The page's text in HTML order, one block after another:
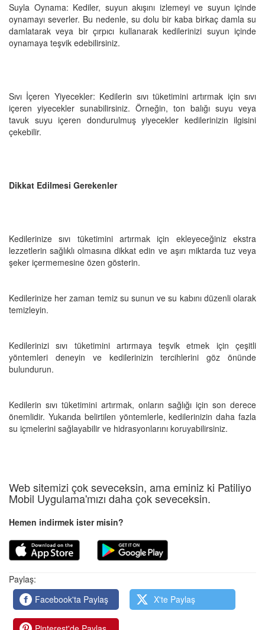
Suyla Oynama: Kediler, suyun akışını izlemeyi ve suyun içinde
oynamayı severler. Bu nedenle, su dolu bir kaba birkaç damla su
damlatarak veya bir çırpıcı kullanarak kedilerinizi suyun içinde
oynamaya teşvik edebilirsiniz.
Sıvı İçeren Yiyecekler: Kedilerin sıvı tüketimini artırmak için sıvı
içeren yiyecekler sunabilirsiniz. Örneğin, ton balığı suyu veya
tavuk suyu içeren dondurulmuş yiyecekler kedilerinizin ilgisini
çekebilir.
Dikkat Edilmesi Gerekenler
Kedilerinize sıvı tüketimini artırmak için ekleyeceğiniz ekstra
lezzetlerin sağlıklı olmasına dikkat edin ve aşırı miktarda tuz veya
şeker içermemesine özen gösterin.
Kedilerinize her zaman temiz su sunun ve su kabını düzenli olarak
temizleyin.
Kedilerinizi sıvı tüketimini artırmaya teşvik etmek için çeşitli
yöntemleri deneyin ve kedilerinizin tercihlerini göz önünde
bulundurun.
Kedilerin sıvı tüketimini artırmak, onların sağlığı için son derece
önemlidir. Yukarıda belirtilen yöntemlerle, kedilerinizin daha fazla
su içmelerini sağlayabilir ve hidrasyonlarını koruyabilirsiniz.
Web sitemizi çok seveceksin, ama eminiz ki Patiliyo
Mobil Uygulama'mızı daha çok seveceksin.
Hemen indirmek ister misin?
Paylaş:
Facebook'ta Paylaş
X'te Paylaş